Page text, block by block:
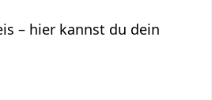
– hier kannst du dein